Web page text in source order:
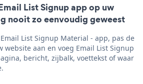
List Signup app op uw
nooit zo eenvoudig geweest
List Signup Material - app, pas de
website aan en voeg Email List Signup
bericht, zijbalk, voettekst of waar